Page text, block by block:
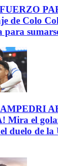
de Colo
para
Mira el
duelo de